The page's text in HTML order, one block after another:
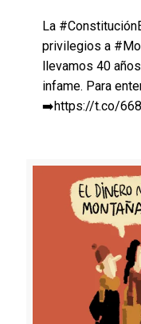
La
privilegios a
llevamos 40
infame. Para
➡️https://t.co/